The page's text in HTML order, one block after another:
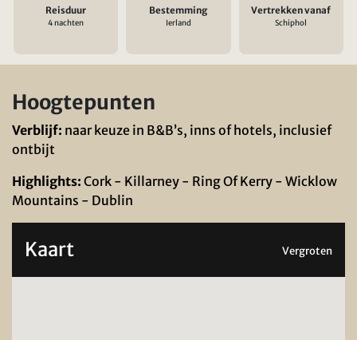
Reisduur
4 nachten
Bestemming
Ierland
Vertrekken vanaf
Schiphol
Hoogtepunten
Verblijf: naar keuze in B&B’s, inns of hotels, inclusief
ontbijt
Highlights: Cork - Killarney - Ring Of Kerry - Wicklow
Mountains - Dublin
Kaart Vergroten